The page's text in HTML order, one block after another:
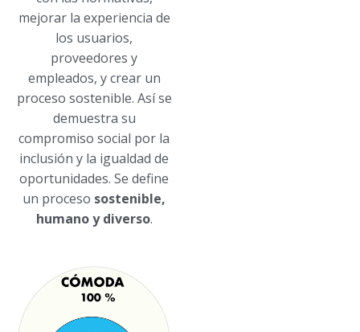
mejorar la experiencia de
los usuarios,
proveedores y
empleados, y crear un
proceso sostenible. Así se
demuestra su
compromiso social por la
inclusión y la igualdad de
oportunidades. Se define
un proceso sostenible,
humano y diverso.